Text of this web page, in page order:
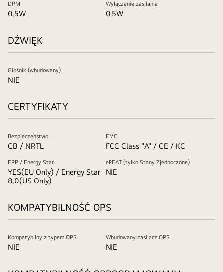
DPM
0.5W
Wyłączanie zasilania
0.5W
DŹWIĘK
Głośnik (wbudowany)
NIE
CERTYFIKATY
Bezpieczeństwo
CB / NRTL
EMC
FCC Class "A" / CE / KC
ERP / Energy Star
YES(EU Only) / Energy Star
8.0(US Only)
ePEAT (tylko Stany Zjednoczone)
NIE
KOMPATYBILNOŚĆ OPS
Kompatybilny z typem OPS
NIE
Wbudowany zasilacz OPS
NIE